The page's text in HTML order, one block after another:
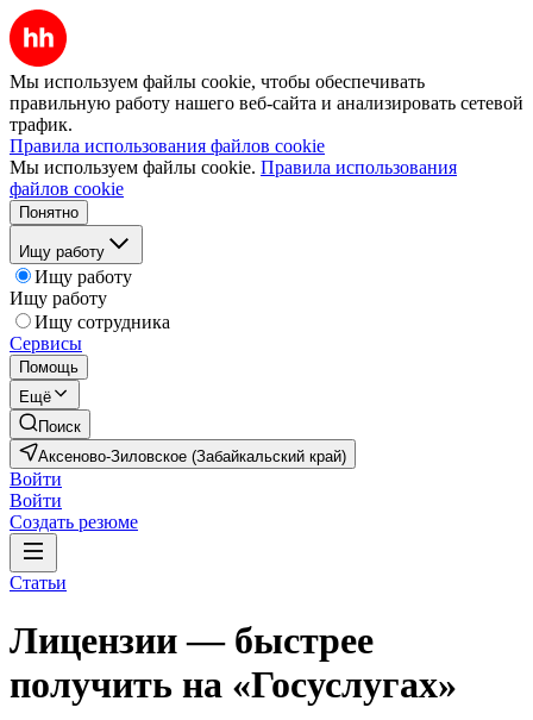
Мы используем файлы cookie, чтобы обеспечивать
правильную работу нашего веб-сайта и анализировать сетевой
трафик.
Правила использования файлов cookie
Мы используем файлы cookie. Правила использования
файлов cookie
Понятно
Ищу работу
Ищу работу
Ищу работу
Ищу сотрудника
Сервисы
Помощь
Ещё
Поиск
Аксеново-Зиловское (Забайкальский край)
Войти
Войти
Создать резюме
Статьи
Лицензии — быстрее
получить на «Госуслугах»